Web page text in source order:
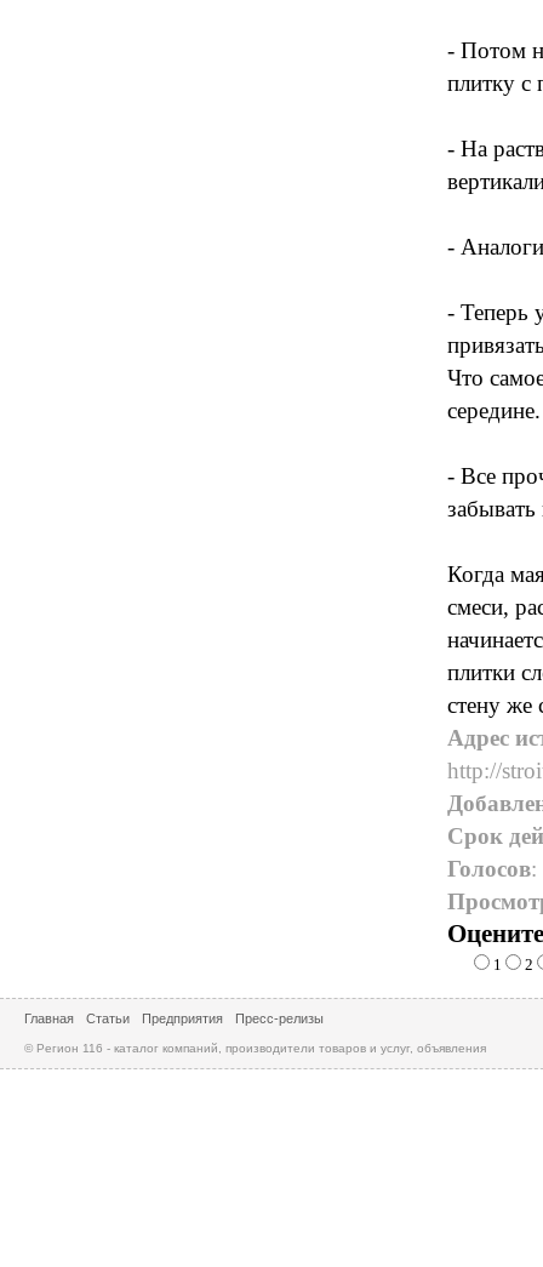
- Потом
плитку
- На
-
- Теперь
Что
середине.
- Все
Когда
смеси,
плитки
стену же
Адрес
http://
Срок
Голосов:
1 2
Главная Статьи Предприятия Пресс-релизы
© Регион 116 - каталог компаний, производители товаров и услуг, объявления